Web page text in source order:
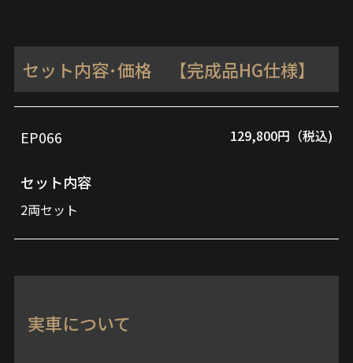
セット内容･価格 【完成品HG仕様】
品セ
価
EP066 129,800円（税込)
セット内容
2両セット
実車について